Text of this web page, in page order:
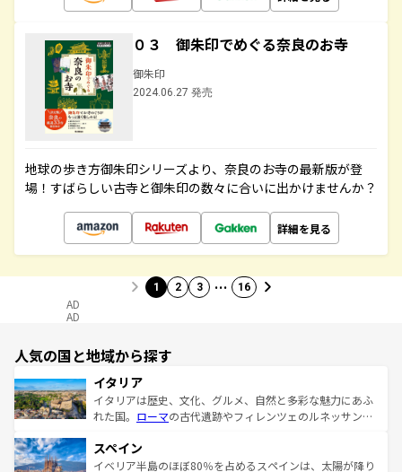
０３ 御朱印でめぐる奈良のお寺
御朱印
2024.06.27 発売
地球の歩き方御朱印シリーズより、奈良のお寺の最新版が登
場！すばらしい古寺と御朱印の数々に合いに出かけませんか？
詳細を見る
1 2 3 … 16
AD
AD
人気の国と地域から探す
イタリア
イタリアは歴史、文化、グルメ、自然と多彩な魅力にあふ
れた国。 ローマの古代遺跡やフィレンツェのルネッサンス
ろん、トスカーナの美しい田園風景やアマルフィ海岸の絶
景など、自然景観も見逃せない。観光の合間には、本場の
スペイン
イベリア半島のほぼ80％を占めるスペインは、太陽が降り